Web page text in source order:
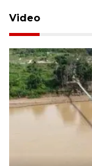
Video